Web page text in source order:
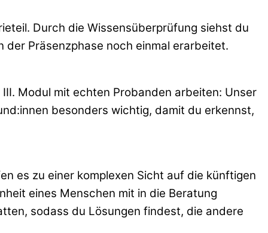
Durch die Wissensüberprüfung siehst du
Präsenzphase noch einmal erarbeitet.
Modul mit echten Probanden arbeiten: Unser
besonders wichtig, damit du erkennst,
es zu einer komplexen Sicht auf die künftigen
eines Menschen mit in die Beratung
sodass du Lösungen findest, die andere